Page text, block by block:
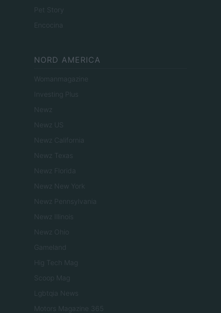
Pet Story
Encocina
NORD AMERICA
Womanmagazine
Investing Plus
Newz
Newz US
Newz California
Newz Texas
Newz Florida
Newz New York
Newz Pennsylvania
Newz Illinois
Newz Ohio
Gameland
Hig Tech Mag
Scoop Mag
Lgbtqia News
Motors Magazine 365